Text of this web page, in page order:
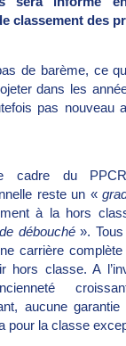
classement des
de barème, ce
dans les
pas nouveau
cadre du
reste un «
à la hors
débouché». Tous
carrière
hors classe. A
aucune
pour la classe